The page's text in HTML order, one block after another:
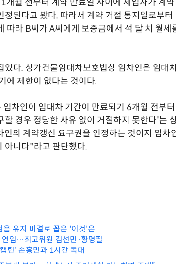
개월 전부터 계약 만료일 사이에 세입자가 계
정된다고 봤다. 따라서 계약 거절 통지일로부터
따라 B씨가 A씨에게 보증금에서 석 달 치 월세
었다. 상가건물임대차보호법상 임차인은 임대
에 제한이 없다는 것이다.
차인이 임대차 기간이 만료되기 6개월 전부
할 경우 정당한 사유 없이 거절하지 못한다'는
의 계약갱신 요구권을 인정하는 것이지 임차
아니다"라고 판단했다.
유지 비결로 꼽은 '이것'은
임…최고위원 김선민·황명필
틴' 손흥민과 1시간 독대